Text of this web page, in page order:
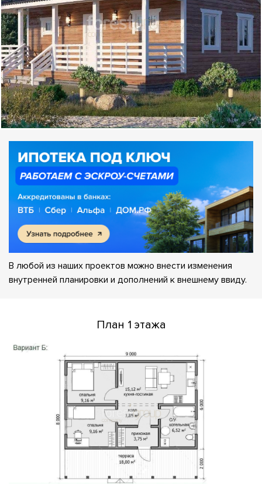
В любой из наших проектов можно внести изменения
внутренней планировки и дополнений к внешнему ввиду.
План 1 этажа